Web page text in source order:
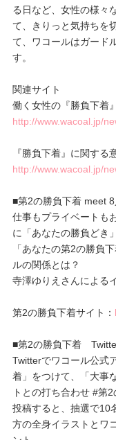
る日など、女性の様々
て、きりっと気持ちを
て、ワコールはガード
す。
関連サイト
働く女性の『勝負下着
http://www.wacoal.jp/
『勝負下着』に関する
http://www.wacoal.jp/
■第2の勝負下着 meet
仕事もプライベートも
に「あなたの勝負どき
「あなたの第2の勝負
ルの関係とは？
寺澤ゆりえさんによる
第2の勝負下着サイト：
■第2の勝負下着
Twitterでワコール公式
着」をつけて、「大事
トとの打ち合わせ #第
投稿すると、抽選で10
方の全身イラストとワ